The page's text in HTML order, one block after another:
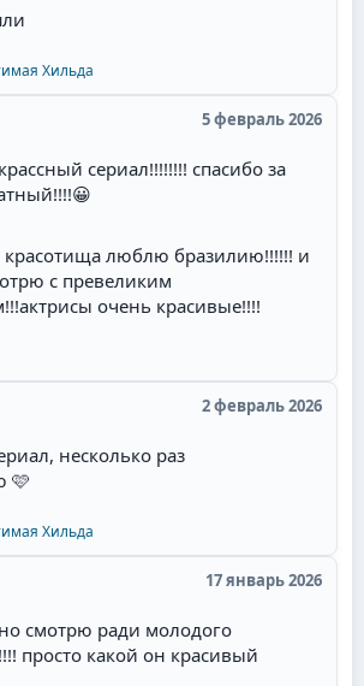
Хильда
5 февраль 2026
сериал!!!!!!!! спасибо за
😀
красотища люблю бразилию!!!!!! и
с превеликим
очень красивые!!!!
2 февраль 2026
несколько раз
🩷
Хильда
17 январь 2026
смотрю ради молодого
просто какой он красивый